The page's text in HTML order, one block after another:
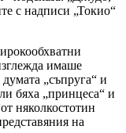
с надписи „Токио“
имаше
„съпруга“ и
бяха „принцеса“ и
няколкостотин
на